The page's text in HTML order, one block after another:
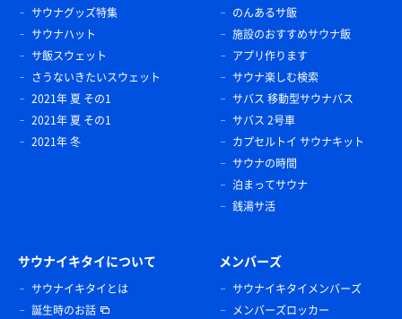
サウナグッズ特集
サウナハット
サ飯スウェット
さうないきたいスウェット
2021年 夏 その1
2021年 夏 その1
2021年 冬
のんあるサ飯
施設のおすすめサウナ飯
アプリ作ります
サウナ楽しむ検索
サバス 移動型サウナバス
サバス 2号車
カプセルトイ サウナキット
サウナの時間
泊まってサウナ
銭湯サ活
サウナイキタイについて
サウナイキタイとは
誕生時のお話
メンバーズ
サウナイキタイメンバーズ
メンバーズロッカー